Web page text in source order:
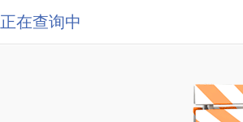
正在查询中